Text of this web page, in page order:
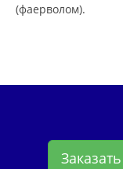
(фаерволом).